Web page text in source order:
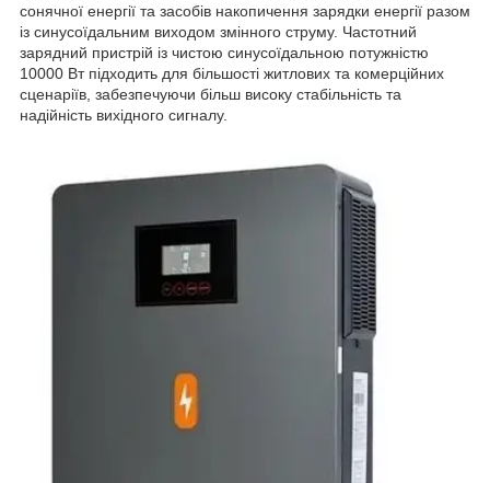
сонячної енергії та засобів накопичення зарядки енергії разом
із синусоїдальним виходом змінного струму. Частотний
зарядний пристрій із чистою синусоїдальною потужністю
10000 Вт підходить для більшості житлових та комерційних
сценаріїв, забезпечуючи більш високу стабільність та
надійність вихідного сигналу.